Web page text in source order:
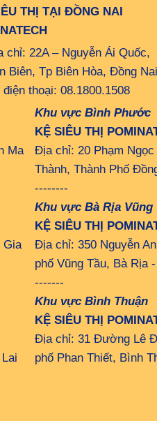
THỊ TẠI ĐỒNG NAI
chỉ: 22A – Nguyễn Ái Quốc,
Biên, Tp Biên Hòa, Đồng Nai
điện thoại: 08.1800.1508
Ma
Gia
Khu vực Bình Phước
KỆ SIÊU THỊ
Địa chỉ: 20 Phạm
Thành, Thành Phố
--------
Khu vực Bà Rịa Vũng
KỆ SIÊU THỊ
Địa chỉ: 350 Nguyễn
phố Vũng Tầu, Bà Rịa
-------
Khu vực Bình Thuận
KỆ SIÊU THỊ
Địa chỉ: 31 Đường Lê
phố Phan Thiết, Bình